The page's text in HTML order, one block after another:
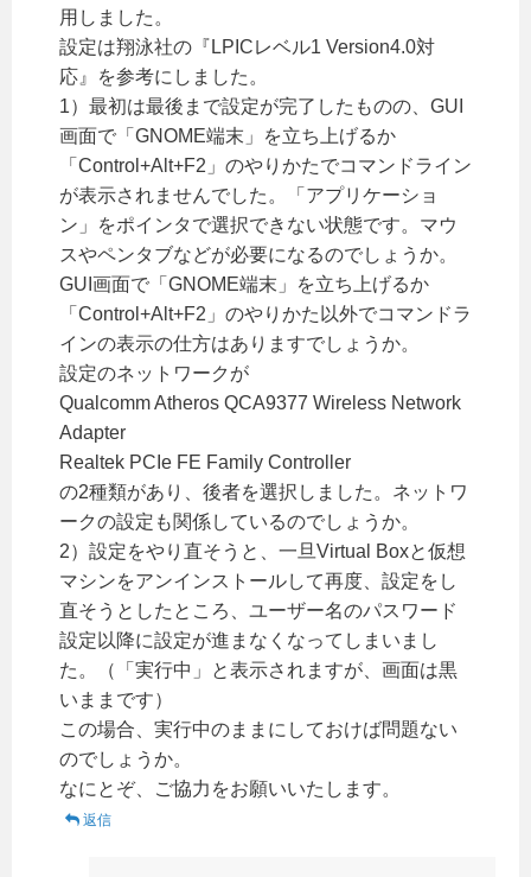
用しました。
設定は翔泳社の『LPICレベル1 Version4.0対
応』を参考にしました。
1）最初は最後まで設定が完了したものの、GUI
画面で「GNOME端末」を立ち上げるか
「Control+Alt+F2」のやりかたでコマンドライン
が表示されませんでした。「アプリケーショ
ン」をポインタで選択できない状態です。マウ
スやペンタブなどが必要になるのでしょうか。
GUI画面で「GNOME端末」を立ち上げるか
「Control+Alt+F2」のやりかた以外でコマンドラ
インの表示の仕方はありますでしょうか。
設定のネットワークが
Qualcomm Atheros QCA9377 Wireless Network
Adapter
Realtek PCIe FE Family Controller
の2種類があり、後者を選択しました。ネットワ
ークの設定も関係しているのでしょうか。
2）設定をやり直そうと、一旦Virtual Boxと仮想
マシンをアンインストールして再度、設定をし
直そうとしたところ、ユーザー名のパスワード
設定以降に設定が進まなくなってしまいまし
た。（「実行中」と表示されますが、画面は黒
いままです）
この場合、実行中のままにしておけば問題ない
のでしょうか。
なにとぞ、ご協力をお願いいたします。
返信